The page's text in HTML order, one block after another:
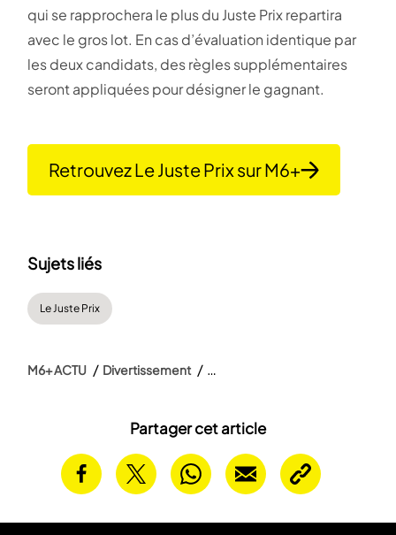
Partager cet article
qui se rapprochera le plus du Juste Prix repartira
avec le gros lot. En cas d’évaluation identique par
les deux candidats, des règles supplémentaires
seront appliquées pour désigner le gagnant.
Retrouvez Le Juste Prix sur M6+
Sujets liés
Le Juste Prix
M6+ ACTU Divertissement